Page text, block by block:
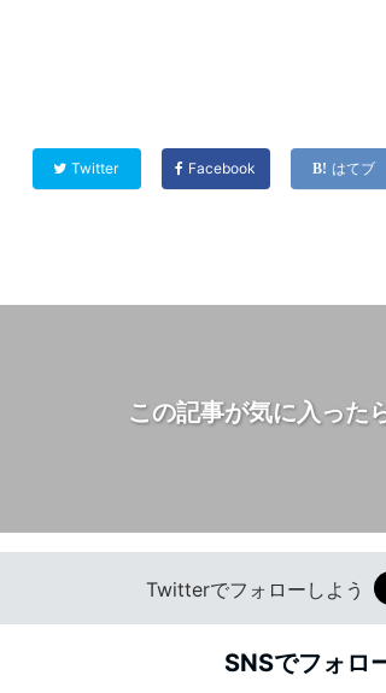
Twitter Facebook はてブ
この記事が気に入った
Twitterでフォローしよう
SNSでフォロ